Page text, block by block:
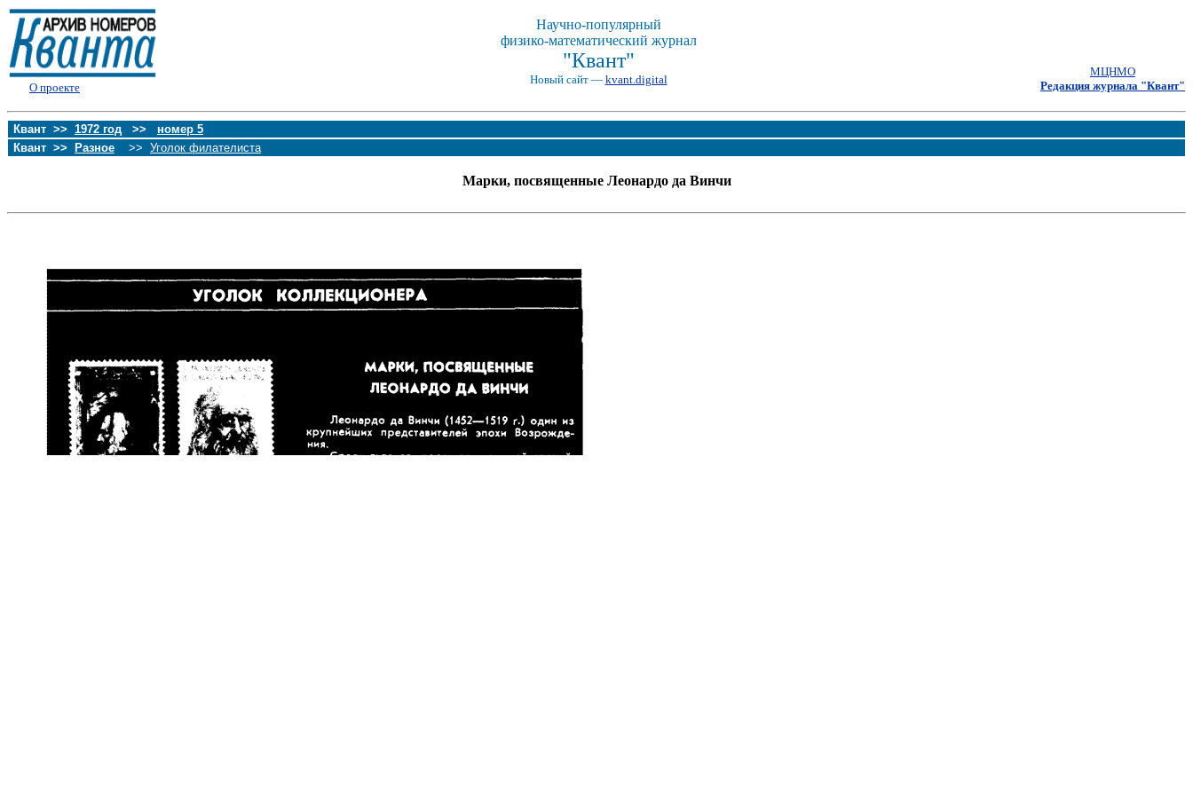
О проекте
Научно-популярный
физико-математический журнал
"Квант"
Новый сайт — kvant.digital
МЦНМО
Редакция журнала "Квант"
Квант >> 1972 год >> номер 5
Квант >>
Разное >> Уголок филателиста
Марки, посвященные Леонардо да Винчи